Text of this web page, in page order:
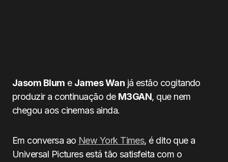
Jasom Blum e James Wan já estão cogitando
produzir a continuação de M3GAN, que nem
chegou aos cinemas ainda.
Em conversa ao New York Times, é dito que a
Universal Pictures está tão satisfeita com o